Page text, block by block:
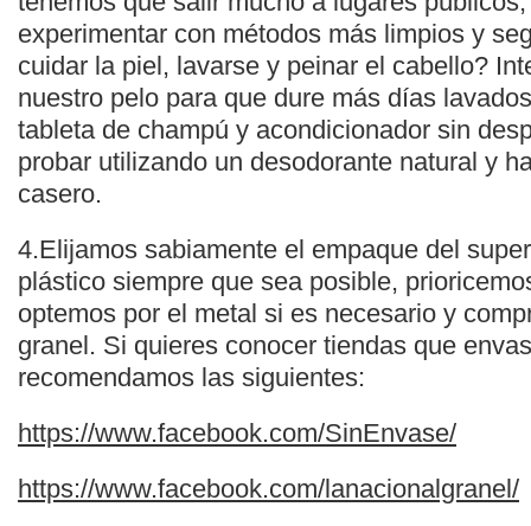
experimentar con métodos más limpios y
cuidar la piel, lavarse y peinar el cabello?
nuestro pelo para que dure más días
tableta de champú y acondicionador sin
probar utilizando un desodorante natural y
casero.
4.Elijamos sabiamente el empaque del
plástico siempre que sea posible,
optemos por el metal si es necesario y
granel. Si quieres conocer tiendas que
recomendamos las siguientes:
https://www.facebook.com/SinEnvase/
https://www.facebook.com/lanacionalgranel/